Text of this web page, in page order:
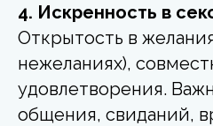
4. Искренность в
Открытость в
нежеланиях),
удовлетворения.
общения, свиданий,